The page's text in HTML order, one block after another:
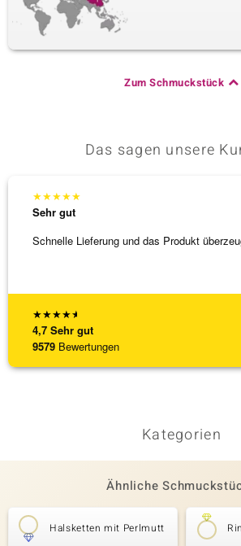
Zum Schmuckstück
Das sagen unsere
★★★★★
4,7 Sehr gut
9579 Bewertungen
★★★★★
Sehr gut
Schnelle Lieferung und das Produkt
Kategorien
Ähnliche
Halsketten mit Perlmutt